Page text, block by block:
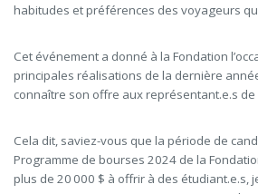
habitudes et préférences des voyageurs
Cet événement a donné à la Fondation
principales réalisations de la dernière
connaître son offre aux représentant.e.s de
Cela dit, saviez-vous que la période de
Programme de bourses 2024 de la
plus de 20 000 $ à offrir à des étudiant.e.s,